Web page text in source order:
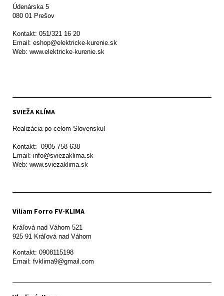
Údenárska 5
080 01 Prešov
Kontakt: 051/321 16 20
Email: eshop@elektricke-kurenie.sk
Web: www.elektricke-kurenie.sk
SVIEŽA KLÍMA
Realizácia po celom Slovensku!
Kontakt:  0905 758 638
Email: info@sviezaklima.sk
Web: www.sviezaklima.sk
Viliam Forro FV-KLIMA
Kráľová nad Váhom 521
Kontakt: 0908115198
Email: fvklima9@gmail.com